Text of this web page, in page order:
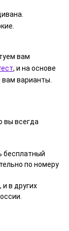
вам
, и на основе
варианты.
вы всегда
бесплатный
по номеру
в других